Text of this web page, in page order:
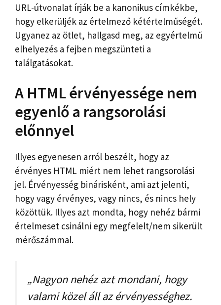
URL-útvonalat írják be a kanonikus címkékbe,
hogy elkerüljék az értelmező kétértelműségét.
Ugyanez az ötlet, hallgasd meg, az egyértelmű
elhelyezés a fejben megszünteti a
találgatásokat.
A HTML érvényessége nem
egyenlő a rangsorolási
előnnyel
Illyes egyenesen arról beszélt, hogy az
érvényes HTML miért nem lehet rangsorolási
jel. Érvényesség binárisként, ami azt jelenti,
hogy vagy érvényes, vagy nincs, és nincs hely
közöttük. Illyes azt mondta, hogy nehéz bármi
értelmeset csinálni egy megfelelt/nem sikerült
mérőszámmal.
„Nagyon nehéz azt mondani, hogy
valami közel áll az érvényességhez.